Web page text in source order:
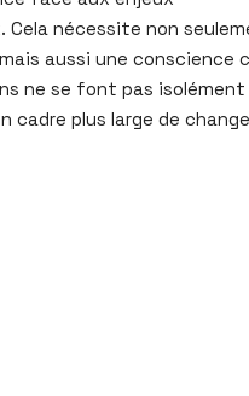
Cela nécessite non
aussi une conscience
ne se font pas isolément
cadre plus large de